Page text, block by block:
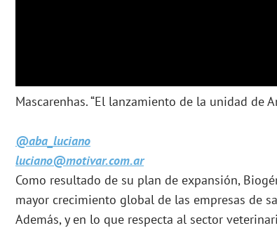
Mascarenhas. “El lanzamiento de la unidad de
@aba_luciano
luciano@motivar.com.ar
Como resultado de su plan de expansión,
mayor crecimiento global de las empresas de
Además, y en lo que respecta al sector